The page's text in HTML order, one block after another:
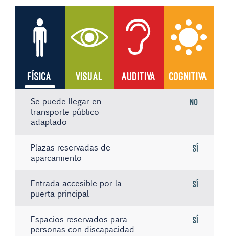
FÍSICA VISUAL AUDITIVA COGNITIVA
Se puede llegar en
transporte público
adaptado
No
Plazas reservadas de
aparcamiento
Sí
Entrada accesible por la
puerta principal
Sí
Espacios reservados para
personas con discapacidad
Sí